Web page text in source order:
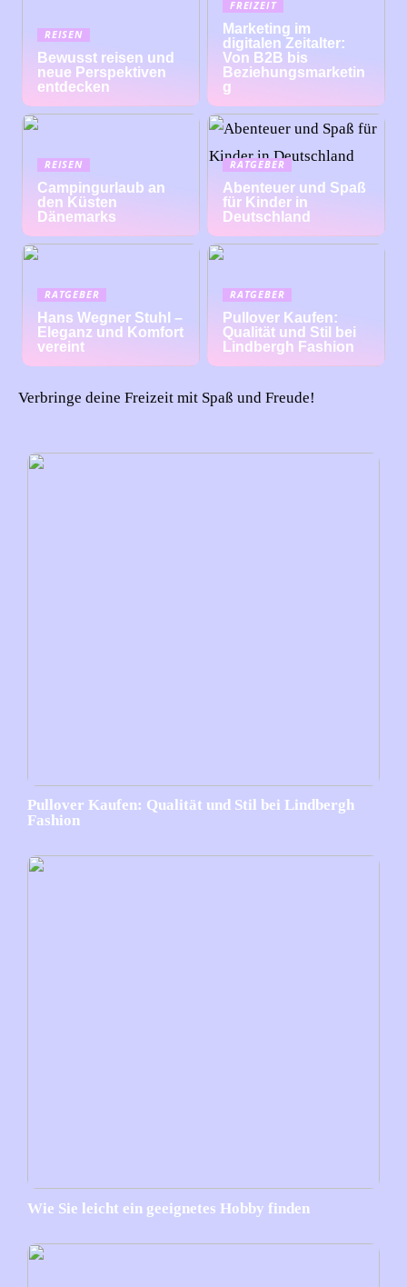
REISEN
Bewusst reisen und
neue Perspektiven
entdecken
FREIZEIT
Marketing im
digitalen Zeitalter:
Von B2B bis
Beziehungsmarketin
g
REISEN
Campingurlaub an
den Küsten
Dänemarks
RATGEBER
Abenteuer und Spaß
für Kinder in
Deutschland
RATGEBER
Hans Wegner Stuhl –
Eleganz und Komfort
vereint
RATGEBER
Pullover Kaufen:
Qualität und Stil bei
Lindbergh Fashion
Verbringe deine Freizeit mit Spaß und Freude!
Pullover Kaufen: Qualität und Stil bei Lindbergh
Fashion
Wie Sie leicht ein geeignetes Hobby finden